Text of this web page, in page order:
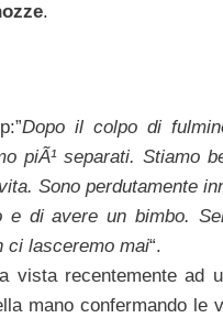
.
Dopo il colpo di
piÃ¹ separati. Stiamo
Sono perdutamente
e di avere un bimbo.
ci lasceremo mai“.
vista recentemente ad
mano confermando le